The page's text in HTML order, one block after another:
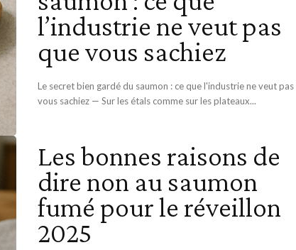
l’industrie ne veut pas
que vous sachiez
Le secret bien gardé du saumon : ce que l'industrie ne veut pas
vous sachiez — Sur les étals comme sur les plateaux...
Les bonnes raisons de
dire non au saumon
fumé pour le réveillon
2025